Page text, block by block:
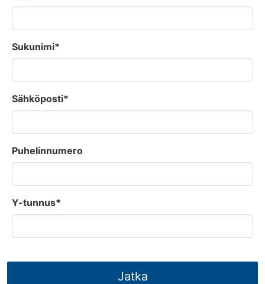
Sukunimi*
Sähköposti*
Puhelinnumero
Y-tunnus*
Jatka